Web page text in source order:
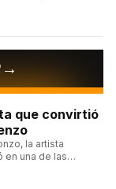
→
que convirtió
la artista
en una de las